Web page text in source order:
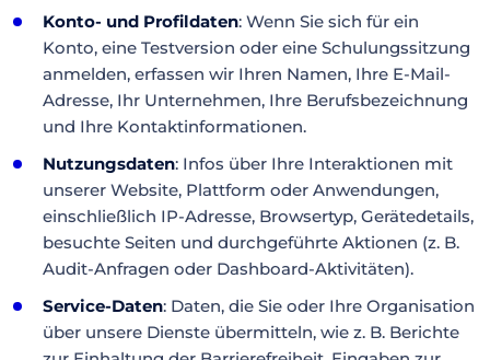
Konto- und Profildaten: Wenn Sie sich für ein
Konto, eine Testversion oder eine Schulungssitzung
anmelden, erfassen wir Ihren Namen, Ihre E-Mail-
Adresse, Ihr Unternehmen, Ihre Berufsbezeichnung
und Ihre Kontaktinformationen.
Nutzungsdaten: Infos über Ihre Interaktionen mit
unserer Website, Plattform oder Anwendungen,
einschließlich IP-Adresse, Browsertyp, Gerätedetails,
besuchte Seiten und durchgeführte Aktionen (z. B.
Audit-Anfragen oder Dashboard-Aktivitäten).
Service-Daten: Daten, die Sie oder Ihre Organisation
über unsere Dienste übermitteln, wie z. B. Berichte